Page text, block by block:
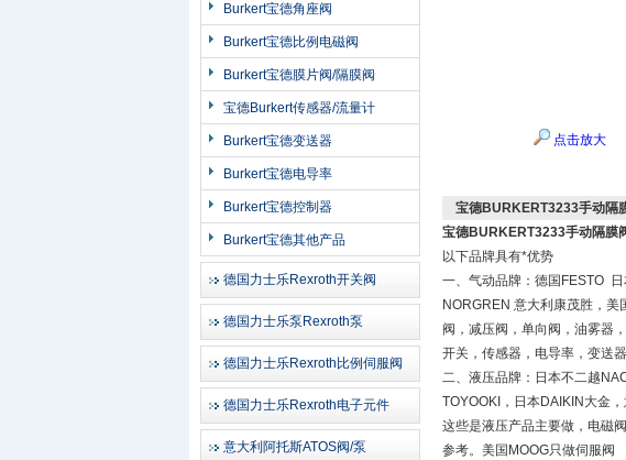
Burkert宝德角座阀
Burkert宝德比例电磁阀
Burkert宝德膜片阀/隔膜阀
宝德Burkert传感器/流量计
Burkert宝德变送器
Burkert宝德电导率
Burkert宝德控制器
Burkert宝德其他产品
德国力士乐Rexroth开关阀
德国力士乐泵Rexroth泵
德国力士乐Rexroth比例伺服阀
德国力士乐Rexroth电子元件
意大利阿托斯ATOS阀/泵
点击放大
宝德BURKERT3233手动隔
宝德BURKERT3233手动隔膜
以下品牌具有*优势
一、气动品牌：德国FESTO
NORGREN 意大利康茂胜，
阀，减压阀，单向阀，油雾器
开关，传感器，电导率，变送
二、液压品牌：日本不二越
TOYOOKI，日本DAIKIN大金
这些是液压产品主要做，电磁
参考。美国MOOG只做伺服阀